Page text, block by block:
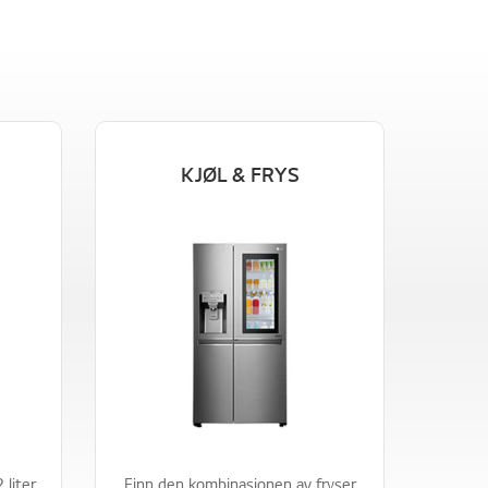
liter
KJØL & FRYS
Finn den kombinasjonen av fryser